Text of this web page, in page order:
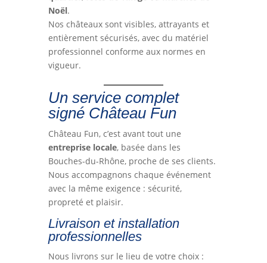
Noël.
Nos châteaux sont visibles, attrayants et
entièrement sécurisés, avec du matériel
professionnel conforme aux normes en
vigueur.
Un service complet
signé Château Fun
Château Fun, c’est avant tout une
entreprise locale, basée dans les
Bouches-du-Rhône, proche de ses clients.
Nous accompagnons chaque événement
avec la même exigence : sécurité,
propreté et plaisir.
Livraison et installation
professionnelles
Nous livrons sur le lieu de votre choix :